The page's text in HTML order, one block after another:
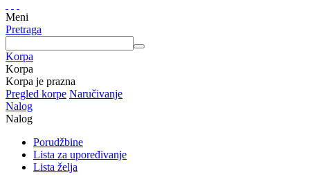
Meni
Pretraga
Korpa
Korpa
Korpa je prazna
Pregled korpe Naručivanje
Nalog
Nalog
Porudžbine
Lista za upoređivanje
Lista želja